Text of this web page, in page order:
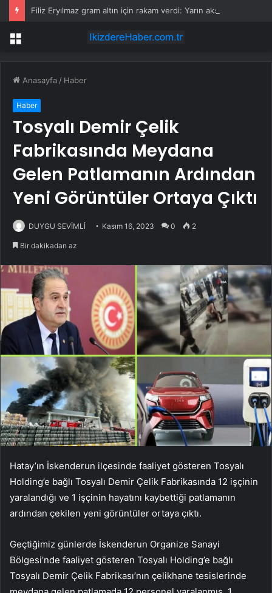
Menü
Anasayfa / Haber
Haber
Tosyalı Demir Çelik
Fabrikasında Meydana
Gelen Patlamanın Ardından
Yeni Görüntüler Ortaya Çıktı
DUYGU SEVİMLİ Kasım 16, 2023 0 2
Bir dakikadan az
Hatay’ın İskenderun ilçesinde faaliyet gösteren Tosyalı
Holding’e bağlı Tosyalı Demir Çelik Fabrikasında 12 işçinin
yaralandığı ve 1 işçinin hayatını kaybettiği patlamanın
ardından çekilen yeni görüntüler ortaya çıktı.
Geçtiğimiz günlerde İskenderun Organize Sanayi
Bölgesi’nde faaliyet gösteren Tosyalı Holding’e bağlı
Tosyalı Demir Çelik Fabrikası’nın çelikhane tesislerinde